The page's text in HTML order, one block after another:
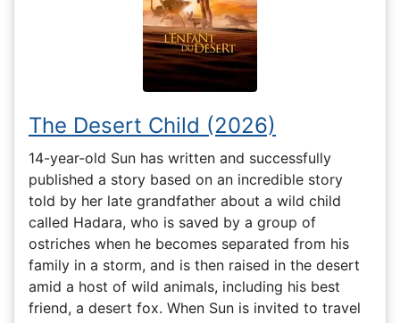
The Desert Child (2026)
14-year-old Sun has written and successfully
published a story based on an incredible story
told by her late grandfather about a wild child
called Hadara, who is saved by a group of
ostriches when he becomes separated from his
family in a storm, and is then raised in the desert
amid a host of wild animals, including his best
friend, a desert fox. When Sun is invited to travel